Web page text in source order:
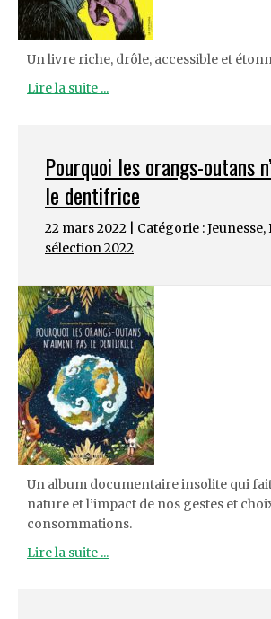
Un livre riche, drôle, accessible et
Lire la suite ...
Pourquoi les orangs-outans
le dentifrice
22 mars 2022 | Catégorie :Jeunesse,
sélection 2022
Un album documentaire insolite qui
nature et l’impact de nos gestes et
consommations.
Lire la suite ...